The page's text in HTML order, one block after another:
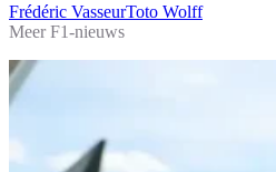
Frédéric VasseurToto Wolff
Meer F1-nieuws